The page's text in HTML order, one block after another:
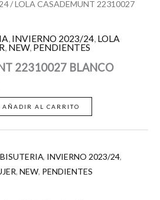
/ LOLA CASADEMUNT 22310027
, INVIERNO 2023/24, LOLA
, NEW, PENDIENTES
22310027 BLANCO
AÑADIR AL CARRITO
BISUTERIA, INVIERNO 2023/24,
, NEW, PENDIENTES